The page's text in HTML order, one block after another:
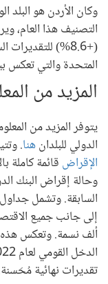
وكان الأردن هو البلد
التصنيف هذا العام،
(+8.6%)
المتحدة والتي تعكس
المزيد من
يتوفر المزيد من
الدولي للبلدانهنا.
الإقراض قائمة كاملة
وحالة إقراض البنك
السابقة. وتشمل
ألف نسمة. وتعكس هذه
تقديرات نهائية